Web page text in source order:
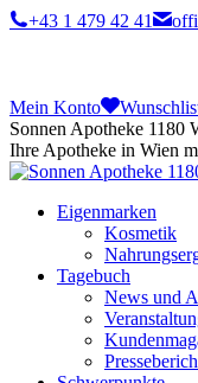
+43 1 479 42 41
Mein Konto
Sonnen Apotheke 1180
Ihre Apotheke in Wien
Eigenmarken
Kosmetik
Tagebuch
News und